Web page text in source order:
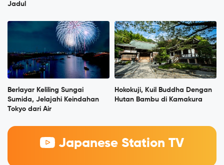
Jadul
Berlayar Keliling Sungai
Sumida, Jelajahi Keindahan
Tokyo dari Air
Hokokuji, Kuil Buddha Dengan
Hutan Bambu di Kamakura
Japanese Station TV